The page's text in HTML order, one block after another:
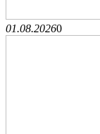
01.08.20260